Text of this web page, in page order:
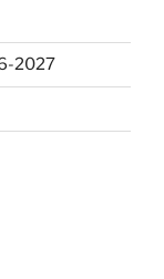
2027